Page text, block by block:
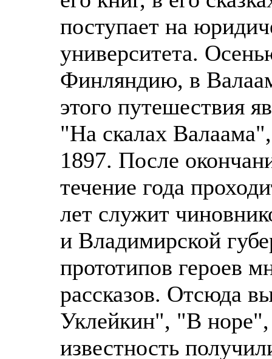
поступает на
университета.
Финляндию, в
этого путешествия
"На скалах
1897. После
течение года
лет служит
и Владимирской
прототипов героев
рассказов. Отсюда
Уклейкин", "В
известность